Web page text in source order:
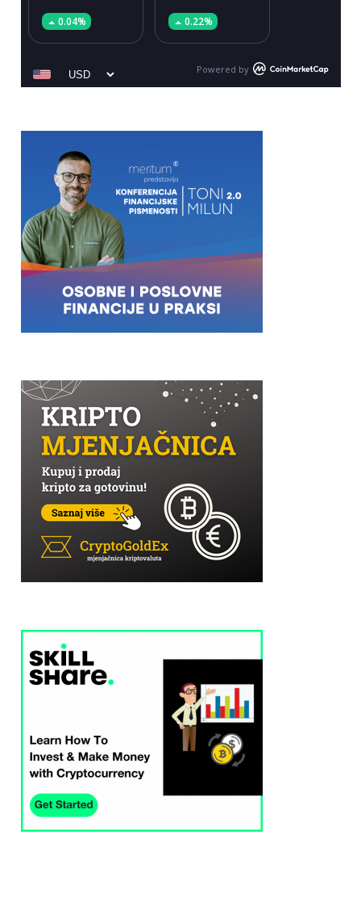
0.04% 0.22%
Powered by